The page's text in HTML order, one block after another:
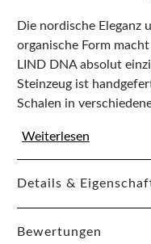
Die nordische Eleganz
organische Form
LIND DNA absolut
Steinzeug ist
Schalen in
Weiterlesen
Details &
Bewertungen